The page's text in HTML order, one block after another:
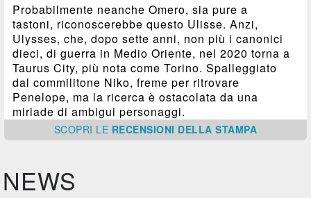
Probabilmente neanche Omero, sia pure a
tastoni, riconoscerebbe questo Ulisse. Anzi,
Ulysses, che, dopo sette anni, non più i canonici
dieci, di guerra in Medio Oriente, nel 2020 torna a
Taurus City, più nota come Torino. Spalleggiato
dal commilitone Niko, freme per ritrovare
Penelope, ma la ricerca è ostacolata da una
miriade di ambigui personaggi.
SCOPRI LE RECENSIONI DELLA STAMPA
NEWS